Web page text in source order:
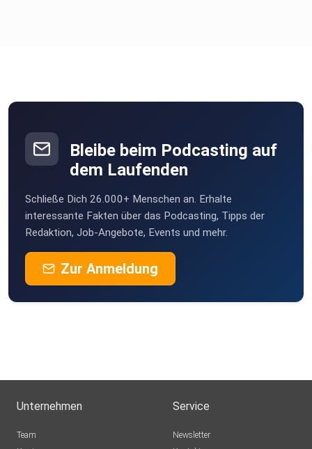
Bleibe beim Podcasting auf
dem Laufenden
Schließe Dich 26.000+ Menschen an. Erhalte
interessante Fakten über das Podcasting, Tipps der
Redaktion, Job-Angebote, Events und mehr.
Zur Anmeldung
Unternehmen
Team
Service
Newsletter